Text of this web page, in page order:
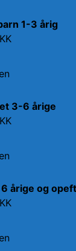
1-3 årig
3-6 årige
årige og